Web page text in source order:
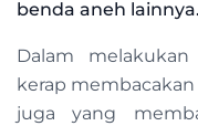
benda aneh lainnya.
Dalam
kerap
juga yang